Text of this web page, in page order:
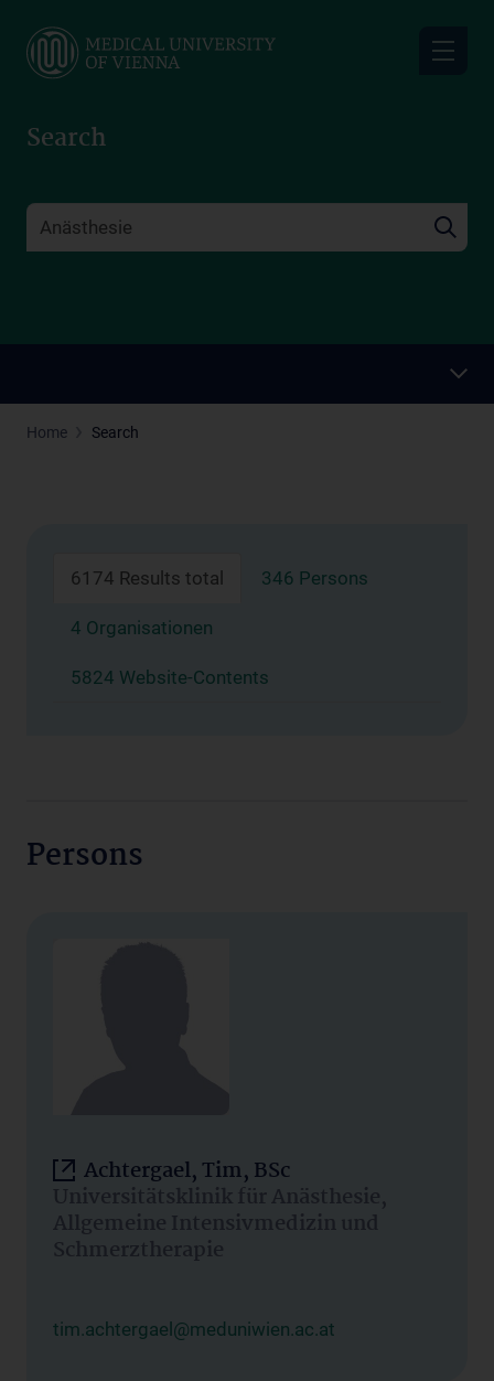
main
Search
Home Search
6174 Results total 346 Persons
4 Organisationen
5824 Website-Contents
Persons
Achtergael, Tim, BSc
Universitätsklinik für Anästhesie,
Allgemeine Intensivmedizin und
Schmerztherapie
tim.achtergael@meduniwien.ac.at